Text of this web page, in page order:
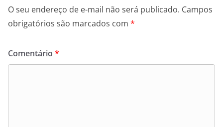
O seu endereço de e-mail não será publicado. Campos
obrigatórios são marcados com *
Comentário *